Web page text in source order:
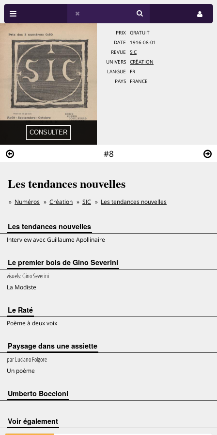
#8
PRIX
GRATUIT
DATE
1916-08-01
REVUE
SIC
UNIVERS
CRÉATION
LANGUE
FR
PAYS
FRANCE
Les tendances nouvelles
Numéros Création SIC Les tendances nouvelles
Les tendances nouvelles
Interview avec Guillaume Apollinaire
Le premier bois de Gino Severini
visuels:Gino Severini
La Modiste
Le Raté
Poème à deux voix
Paysage dans une assiette
parLuciano Folgore
Un poème
Umberto Boccioni
voir également